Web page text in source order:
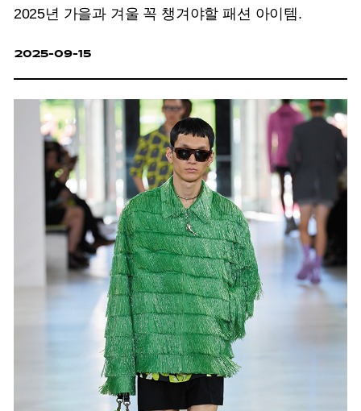
2025년 가을과 겨울 꼭 챙겨야할 패션 아이템.
2025-09-15